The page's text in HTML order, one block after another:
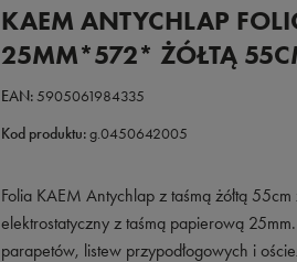
KAEM ANTYCHLAP
25MM*572* ŻÓŁTĄ
EAN:5905061984335
Kod produktu:g.0450642005
Folia KAEM Antychlap z taśmą żółtą
elektrostatyczny z taśmą papierową
parapetów, listew przypodłogowych i